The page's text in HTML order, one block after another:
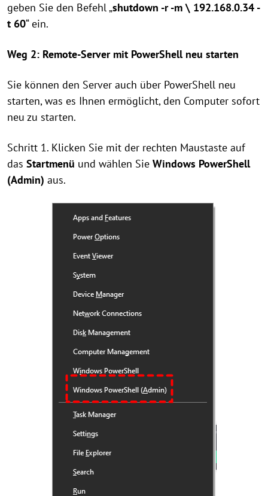
geben Sie den Befehl „shutdown -r -m \ 192.168.0.34 -
t 60“ ein.
Weg 2: Remote-Server mit PowerShell neu starten
Sie können den Server auch über PowerShell neu
starten, was es Ihnen ermöglicht, den Computer sofort
neu zu starten.
Schritt 1. Klicken Sie mit der rechten Maustaste auf
das Startmenü und wählen Sie Windows PowerShell
(Admin) aus.